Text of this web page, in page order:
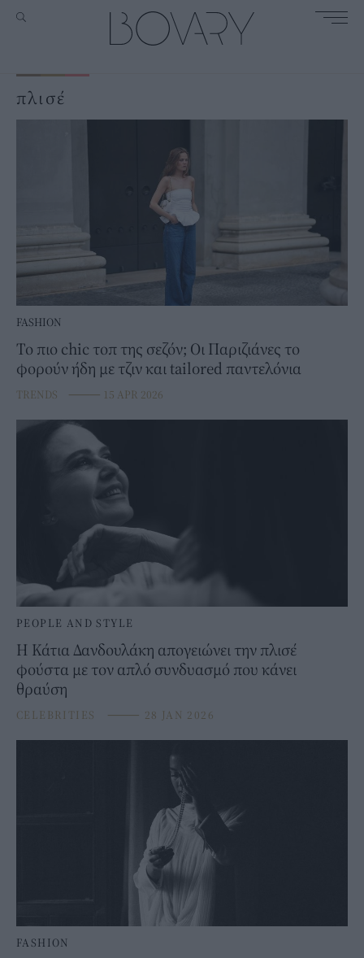
πλισέ
FASHION
Το πιο chic τοπ της σεζόν; Οι Παριζιάνες το
φορούν ήδη με τζιν και tailored παντελόνια
TRENDS ⸻ 15 APR 2026
PEOPLE AND STYLE
Η Κάτια Δανδουλάκη απογειώνει την πλισέ
φούστα με τον απλό συνδυασμό που κάνει
θραύση
CELEBRITIES ⸻ 28 JAN 2026
FASHION